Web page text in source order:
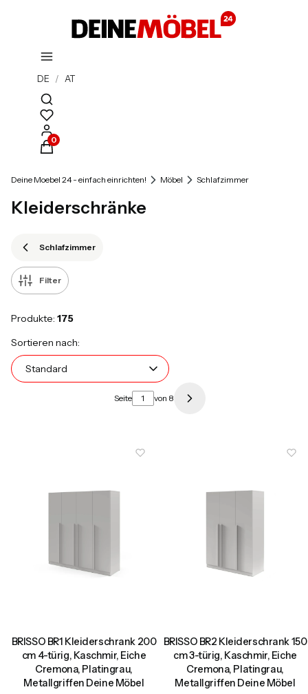
DE / AT
Suchmaschine öffnen
Produkte im Warenkorb: 0. Details anzeigen
Deine Moebel 24 - einfach einrichten! Möbel Schlafzimmer
Kleiderschränke
Schlafzimmer
Filter
Produkte: 175
Produktliste
Sortieren nach:
Standard
Seite von 8 Nächste Produkte
BRISSO BR1 Kleiderschrank 200
cm 4-türig, Kaschmir, Eiche
Cremona, Platingrau,
Metallgriffen Deine Möbel
BRISSO BR2 Kleiderschrank 150
cm 3-türig, Kaschmir, Eiche
Cremona, Platingrau,
Metallgriffen Deine Möbel